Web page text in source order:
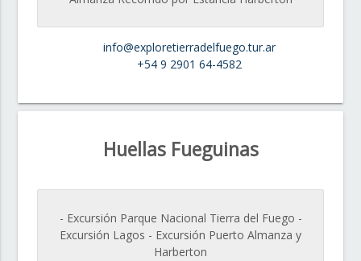
info@exploretierradelfuego.tur.ar
+54 9 2901 64-4582
Huellas Fueguinas
- Excursión Parque Nacional Tierra del Fuego -
Excursión Lagos - Excursión Puerto Almanza y
Harberton